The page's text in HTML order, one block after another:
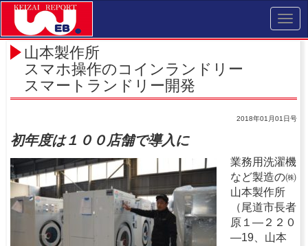
山本製作所
スマホ操作のコインランドリー
スマートランドリー開発
2018年01月01日号
初年度は１００店舗で導入に
業務用洗濯機
など製造の㈱
山本製作所
（尾道市長者
原１―２２０
―19、山本